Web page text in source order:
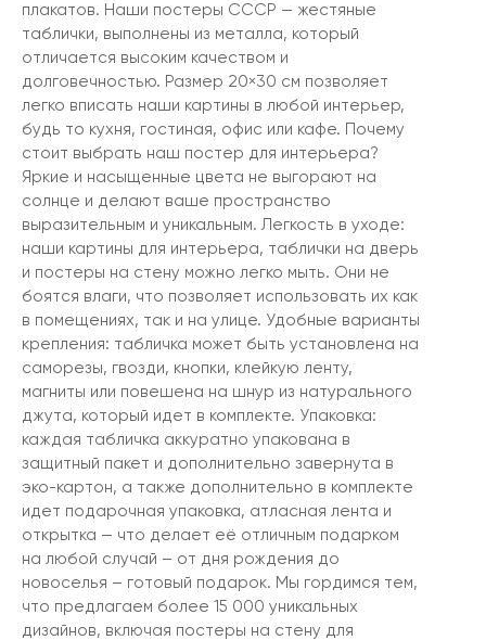
плакатов. Наши постеры СССР — жестяные
таблички, выполнены из металла, который
отличается высоким качеством и
долговечностью. Размер 20×30 см позволяет
легко вписать наши картины в любой интерьер,
будь то кухня, гостиная, офис или кафе. Почему
стоит выбрать наш постер для интерьера?
Яркие и насыщенные цвета не выгорают на
солнце и делают ваше пространство
выразительным и уникальным. Легкость в уходе:
наши картины для интерьера, таблички на дверь
и постеры на стену можно легко мыть. Они не
боятся влаги, что позволяет использовать их как
в помещениях, так и на улице. Удобные варианты
крепления: табличка может быть установлена на
саморезы, гвозди, кнопки, клейкую ленту,
магниты или повешена на шнур из натурального
джута, который идет в комплекте. Упаковка:
каждая табличка аккуратно упакована в
защитный пакет и дополнительно завернута в
эко-картон, а также дополнительно в комплекте
идет подарочная упаковка, атласная лента и
открытка — что делает её отличным подарком
на любой случай – от дня рождения до
новоселья – готовый подарок. Мы гордимся тем,
что предлагаем более 15 000 уникальных
дизайнов, включая постеры на стену для